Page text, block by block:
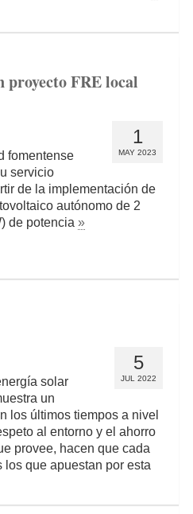
proyecto FRE local
1
MAY 2023
fomentense
servicio
de la implementación de
autónomo de 2
de potencia »
5
JUL 2022
solar
un
los últimos tiempos a nivel
al entorno y el ahorro
provee, hacen que cada
los que apuestan por esta